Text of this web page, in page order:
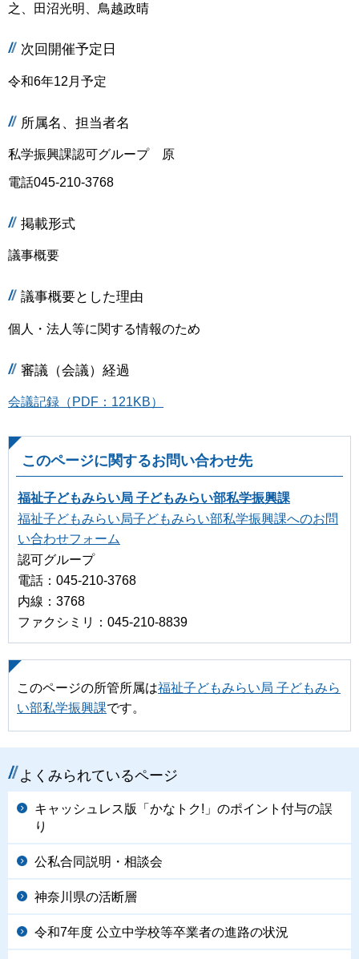
之、田沼光明、鳥越政晴
次回開催予定日
令和6年12月予定
所属名、担当者名
私学振興課認可グループ 原
電話045-210-3768
掲載形式
議事概要
議事概要とした理由
個人・法人等に関する情報のため
審議（会議）経過
会議記録（PDF：121KB）
このページに関するお問い合わせ先
福祉子どもみらい局 子どもみらい部私学振興課
福祉子どもみらい局子どもみらい部私学振興課へのお問
い合わせフォーム
認可グループ
電話：045-210-3768
内線：3768
ファクシミリ：045-210-8839
このページの所管所属は福祉子どもみらい局 子どもみら
い部私学振興課です。
よくみられているページ
キャッシュレス版「かなトク!」のポイント付与の誤
り
公私合同説明・相談会
神奈川県の活断層
令和7年度 公立中学校等卒業者の進路の状況